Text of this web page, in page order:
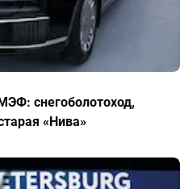
снегоболотоход,
«Нива»